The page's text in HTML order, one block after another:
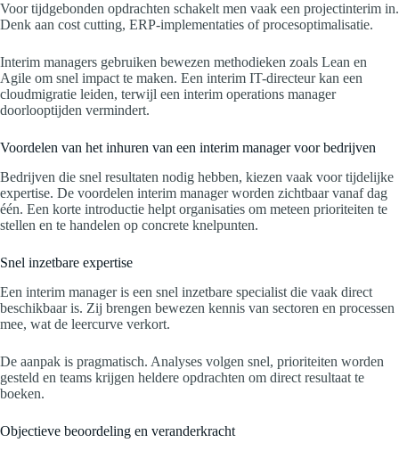
Voor tijdgebonden opdrachten schakelt men vaak een projectinterim in.
Denk aan cost cutting, ERP-implementaties of procesoptimalisatie.
Interim managers gebruiken bewezen methodieken zoals Lean en
Agile om snel impact te maken. Een interim IT-directeur kan een
cloudmigratie leiden, terwijl een interim operations manager
doorlooptijden vermindert.
Voordelen van het inhuren van een interim manager voor bedrijven
Bedrijven die snel resultaten nodig hebben, kiezen vaak voor tijdelijke
expertise. De voordelen interim manager worden zichtbaar vanaf dag
één. Een korte introductie helpt organisaties om meteen prioriteiten te
stellen en te handelen op concrete knelpunten.
Snel inzetbare expertise
Een interim manager is een snel inzetbare specialist die vaak direct
beschikbaar is. Zij brengen bewezen kennis van sectoren en processen
mee, wat de leercurve verkort.
De aanpak is pragmatisch. Analyses volgen snel, prioriteiten worden
gesteld en teams krijgen heldere opdrachten om direct resultaat te
boeken.
Objectieve beoordeling en veranderkracht